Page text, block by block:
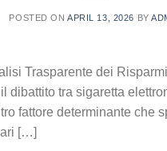
POSTED ONAPRIL 13, 2026 BY
Trasparente dei
dibattito tra sigaretta
fattore determinante che
[…]